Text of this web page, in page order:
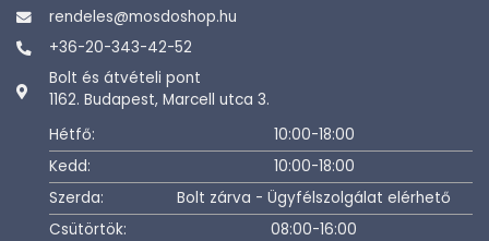
rendeles@mosdoshop.hu
+36-20-343-42-52
Bolt és átvételi pont
1162. Budapest, Marcell utca 3.
Hétfő:
10:00-18:00
Kedd:
10:00-18:00
Szerda:
Bolt zárva - Ügyfélszolgálat elérhető
Csütörtök:
08:00-16:00